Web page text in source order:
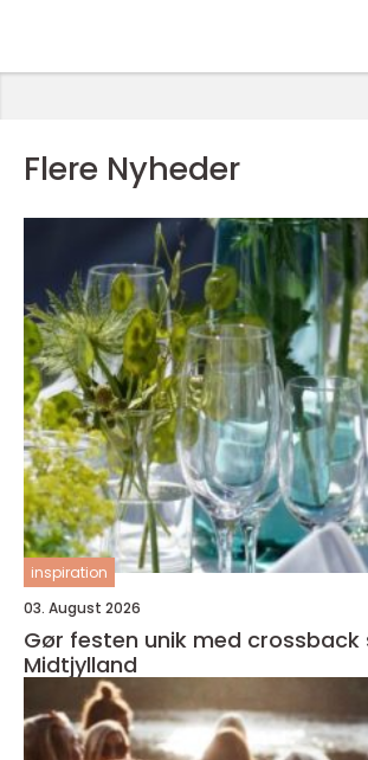
Flere Nyheder
inspiration
03. August 2026
Gør festen unik med crossback
Midtjylland